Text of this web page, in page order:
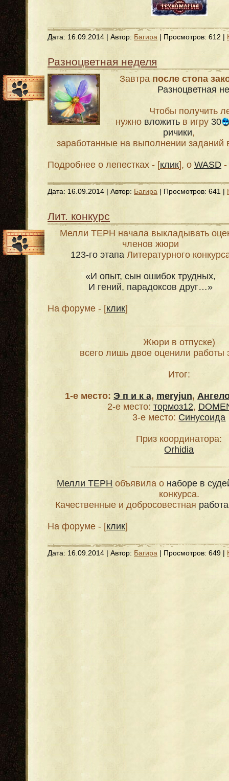
Дата: 16.09.2014 | Автор: Багира | Просмотров: 612 |
Разноцветная неделя
Завтра после стопа
Разноцветная
Чтобы получить
нужно вложитьв игру 30
ричики,
заработанные на выполнении заданий
Подробнее о лепестках - [клик], о WASD -
Дата: 16.09.2014 | Автор: Багира | Просмотров: 641 |
Лит. конкурс
Мелли ТЕРН начала выкладывать
членов жюри
123-го этапа Литературного
«И опыт, сын ошибок трудных,
И гений, парадоксов друг…»
На форуме - [клик]
Жюри в отпуске)
всего лишь двое оценили работы
Итог:
1-е место: Э п и к а, meryjun,
2-е место: тормоз12,
3-е место: Синусоида
Приз координатора:
Orhidia
Мелли ТЕРН объявила о наборе в
конкурса.
Качественные и добросовестная
На форуме - [клик]
Дата: 16.09.2014 | Автор: Багира | Просмотров: 649 |